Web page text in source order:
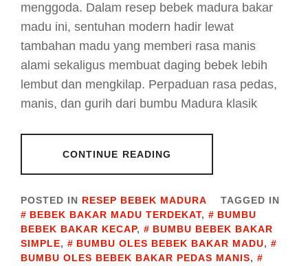
menggoda. Dalam resep bebek madura bakar
madu ini, sentuhan modern hadir lewat
tambahan madu yang memberi rasa manis
alami sekaligus membuat daging bebek lebih
lembut dan mengkilap. Perpaduan rasa pedas,
manis, dan gurih dari bumbu Madura klasik
CONTINUE READING
POSTED IN RESEP BEBEK MADURA
TAGGED IN
BEBEK BAKAR MADU TERDEKAT,
BUMBU
BEBEK BAKAR KECAP,
BUMBU BEBEK BAKAR
SIMPLE, BUMBU OLES BEBEK BAKAR MADU,
BUMBU OLES BEBEK BAKAR PEDAS MANIS,